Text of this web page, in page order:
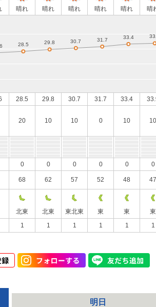
晴れ 晴れ 晴れ 晴れ 晴れ 晴
28.5 29.8 30.7 31.7 33.4
20 10 10 0 10 10
0 0 0 0 0 0
68 62 57 52 48 47
北東 北東 東北東 東 東 東
1 1 1 1 1 1
明日